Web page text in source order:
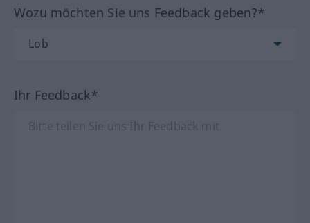
Wozu möchten Sie uns Feedback geben?*
Ihr Feedback*